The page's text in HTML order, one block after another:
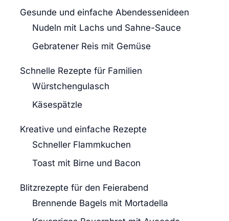
Gesunde und einfache Abendessenideen
Nudeln mit Lachs und Sahne-Sauce
Gebratener Reis mit Gemüse
Schnelle Rezepte für Familien
Würstchengulasch
Käsespätzle
Kreative und einfache Rezepte
Schneller Flammkuchen
Toast mit Birne und Bacon
Blitzrezepte für den Feierabend
Brennende Bagels mit Mortadella